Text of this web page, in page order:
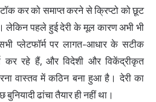
कर को समाप्त करने से क्रिप्टो को छूट
लेकिन पहले हुई देरी के मूल कारण अभी भी
प्लेटफॉर्म पर लागत-आधार के सटीक
कर रहे हैं, और विदेशी और विकेंद्रीकृत
वास्तव में कठिन बना हुआ है। देरी का
ढांचा तैयार ही नहीं था।